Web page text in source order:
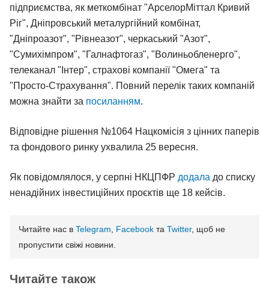
підприємства, як меткомбінат "АрселорМіттал Кривий
Ріг", Дніпровський металургійний комбінат,
"Дніпроазот", "Рівнеазот", черкаський "Азот",
"Сумихімпром", "Галнафтогаз", "Волиньобленерго",
телеканал "Інтер", страхові компанії "Омега" та
"Просто-Страхування". Повний перелік таких компаній
можна знайти за посиланням.
Відповідне рішення №1064 Нацкомісія з цінних паперів
та фондового ринку ухвалила 25 вересня.
Як повідомлялося, у серпні НКЦПФР додала до списку
ненадійних інвестиційних проєктів ще 18 кейсів.
Читайте нас в Telegram Facebook та Twitter, щоб не
пропустити свіжі новини.
Читайте також